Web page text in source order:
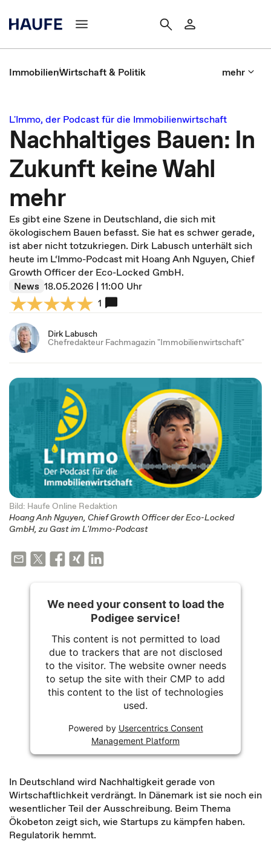
ImmobilienWirtschaft & Politik mehr
L'Immo, der Podcast für die Immobilienwirtschaft
Nachhaltiges Bauen: In
Zukunft keine Wahl
mehr
Es gibt eine Szene in Deutschland, die sich mit
ökologischem Bauen befasst. Sie hat es schwer gerade,
ist aber nicht totzukriegen. Dirk Labusch unterhält sich
heute im L‘Immo-Podcast mit Hoang Anh Nguyen, Chief
Growth Officer der Eco-Locked GmbH.
News 18.05.2026 | 11:00 Uhr
1
Dirk Labusch
Chefredakteur Fachmagazin "Immobilienwirtschaft"
Bild: Haufe Online Redaktion
Hoang Anh Nguyen, Chief Growth Officer der Eco-Locked
GmbH, zu Gast im L'Immo-Podcast
We need your consent to load the
Podigee service!
This content is not permitted to load
due to trackers that are not disclosed
to the visitor. The website owner needs
to setup the site with their CMP to add
this content to the list of technologies
used.
Powered by Usercentrics Consent
Management Platform
In Deutschland wird Nachhaltigkeit gerade von
Wirtschaftlichkeit verdrängt. In Dänemark ist sie noch ein
wesentlicher Teil der Ausschreibung. Beim Thema
Ökobeton zeigt sich, wie Startups zu kämpfen haben.
Regulatorik hemmt.